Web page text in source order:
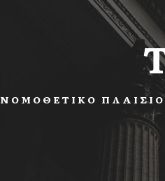
ΝΟΜΟΘΕΤΙΚΌ